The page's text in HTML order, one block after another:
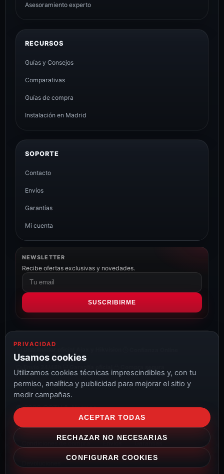
Asesoramiento experto
RECURSOS
Guías y Consejos
Comparativas
Guías de compra
Instalación en Madrid
SOPORTE
Contacto
Envíos
Garantías
Mi cuenta
NEWSLETTER
Recibe ofertas exclusivas y novedades.
Correo
electrónico
SUSCRIBIRME
© 2026 CCTV & Alarmas
PRIVACIDAD
Usamos cookies
Utilizamos cookies técnicas imprescindibles y, con tu
permiso, analítica y publicidad para mejorar el sitio y
medir campañas.
ACEPTAR TODAS
RECHAZAR NO NECESARIAS
CONFIGURAR COOKIES